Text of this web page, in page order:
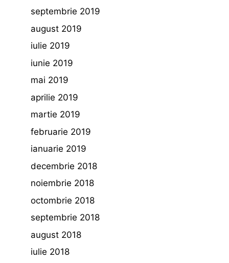
septembrie 2019
august 2019
iulie 2019
iunie 2019
mai 2019
aprilie 2019
martie 2019
februarie 2019
ianuarie 2019
decembrie 2018
noiembrie 2018
octombrie 2018
septembrie 2018
august 2018
iulie 2018